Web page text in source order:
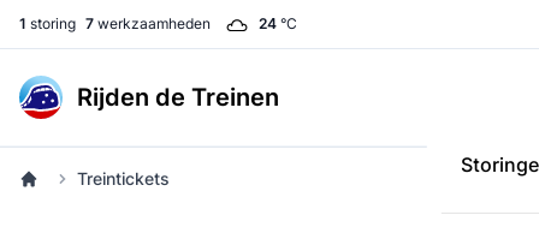
1 storing 7 werkzaamheden 24 °C
Rijden de Treinen
Treintickets